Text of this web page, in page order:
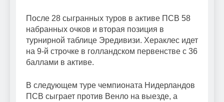
После 28 сыгранных туров в активе ПСВ 58
набранных очков и вторая позиция в
турнирной таблице Эредивизи. Хераклес идет
на 9-й строчке в голландском первенстве с 36
баллами в активе.
В следующем туре чемпионата Нидерландов
ПСВ сыграет против Венло на выезде, а